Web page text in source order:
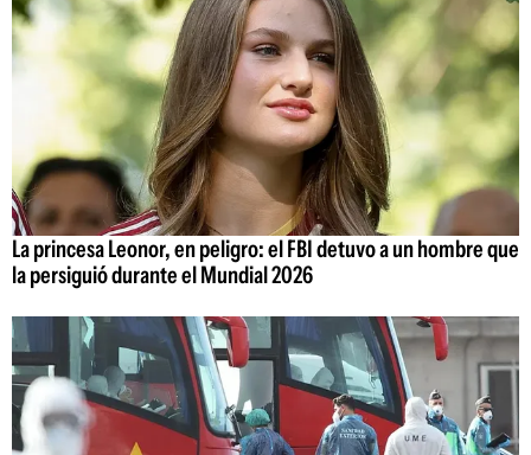
La princesa Leonor, en peligro: el FBI detuvo a un hombre que
la persiguió durante el Mundial 2026